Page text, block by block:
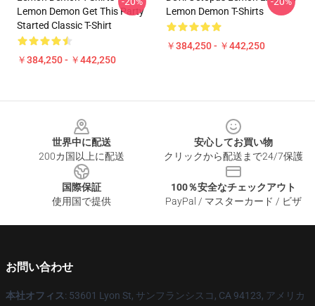
Lemon Demon Get This Party
Started Classic T-Shirt
￥384,250 - ￥442,250
Lemon Demon T-Shirts
￥384,250 - ￥442,250
世界中に配送
200カ国以上に配送
安心してお買い物
クリックから配送まで24/7保護
国際保証
使用国で提供
100％安全なチェックアウト
PayPal / マスターカード / ビザ
お問い合わせ
本社オフィス: 53601 Lyon St, サンフランシスコ, CA 94123, アメリカ